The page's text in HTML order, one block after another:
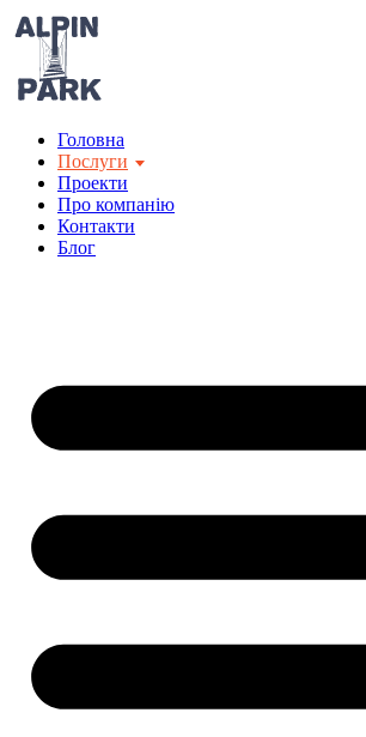
Перейти
до
вмісту
Головна
Послуги
Проекти
Про компанію
Контакти
Блог